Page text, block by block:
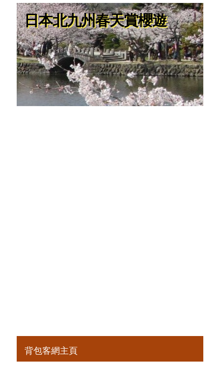
日本北九州春天賞櫻遊
背包客網主頁